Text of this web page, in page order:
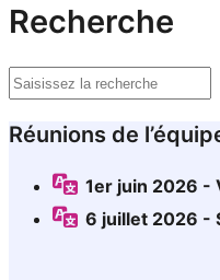
Ressources
du
site
Recherche
Rechercher
Réunions de
1er juin 2026 -
6 juillet 2026 -